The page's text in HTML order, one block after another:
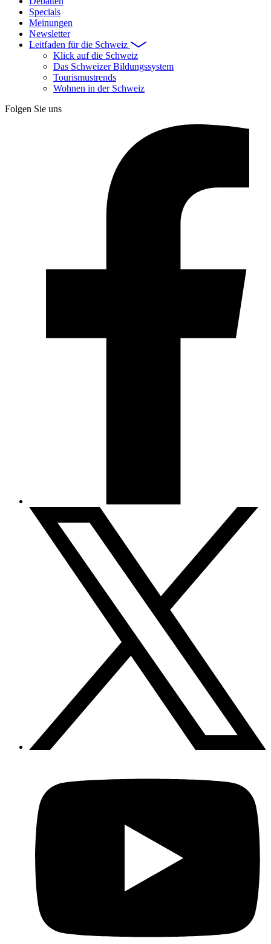
Specials
Meinungen
Newsletter
Leitfaden für die Schweiz
Klick auf die Schweiz
Das Schweizer Bildungssystem
Tourismustrends
Wohnen in der Schweiz
Folgen Sie uns